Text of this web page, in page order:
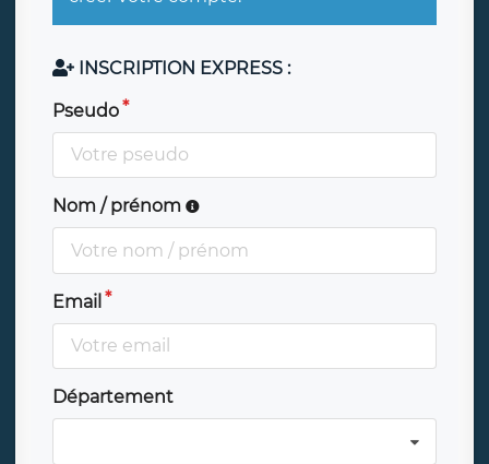
INSCRIPTION EXPRESS :
Pseudo
Nom / prénom
Email
Département